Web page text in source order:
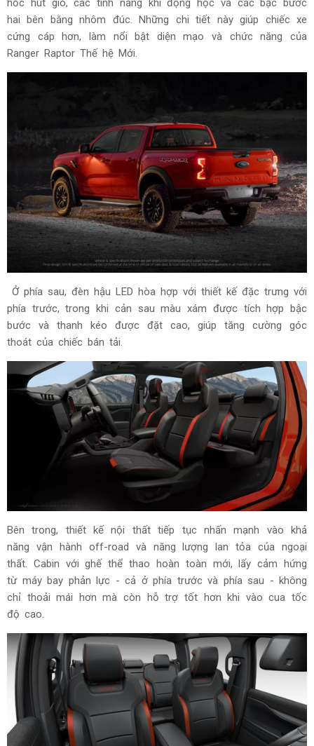
hốc hút gió, các tính năng khí động học và các bậc bước
hai bên bằng nhôm đúc. Những chi tiết này giúp chiếc xe
cứng cáp hơn, làm nổi bật diện mạo và chức năng của
Ranger Raptor Thế hệ Mới.
Ở phía sau, đèn hậu LED hòa hợp với thiết kế đặc trưng với
phía trước, trong khi cản sau màu xám được tích hợp bậc
bước và thanh kéo được đặt cao, giúp tăng cường góc
thoát của chiếc bán tải.
Bên trong, thiết kế nội thất tiếp tục nhấn mạnh vào khả
năng vận hành off-road và năng lượng lan tỏa của ngoại
thất. Cabin với ghế thể thao hoàn toàn mới, lấy cảm hứng
từ máy bay phản lực - cả ở phía trước và phía sau - không
chỉ thoải mái hơn mà còn hỗ trợ tốt hơn khi vào cua tốc
độ cao.